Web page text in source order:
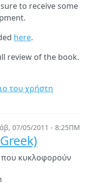
to receive some
here.
review of the book.
του χρήστη
07/05/2011 - 8:25ΠΜ
κυκλοφορούν